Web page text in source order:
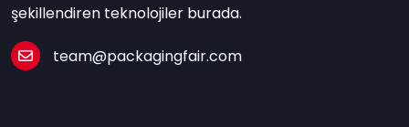
şekillendiren teknolojiler burada.
team@packagingfair.com